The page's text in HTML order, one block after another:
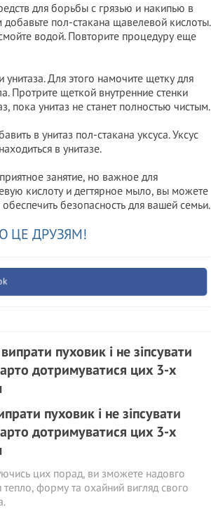
для борьбы с грязью и накипью в
добавьте пол-стакана щавелевой кислоты.
водой. Повторите процедуру еще
Для этого намочите щетку для
Протрите щеткой внутренние стенки
пока унитаз не станет полностью чистым.
в унитаз пол-стакана уксуса. Уксус
в унитазе.
занятие, но важное для
кислоту и дегтярное мыло, вы можете
безопасность для вашей семьи.
ЦЕ ДРУЗЯМ!
пуховик і не зіпсувати
дотримуватися цих 3-х
цих порад, ви зможете надовго
тепло, форму та охайний вигляд свого